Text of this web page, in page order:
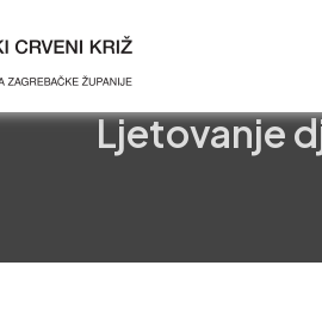
Ljetovanje